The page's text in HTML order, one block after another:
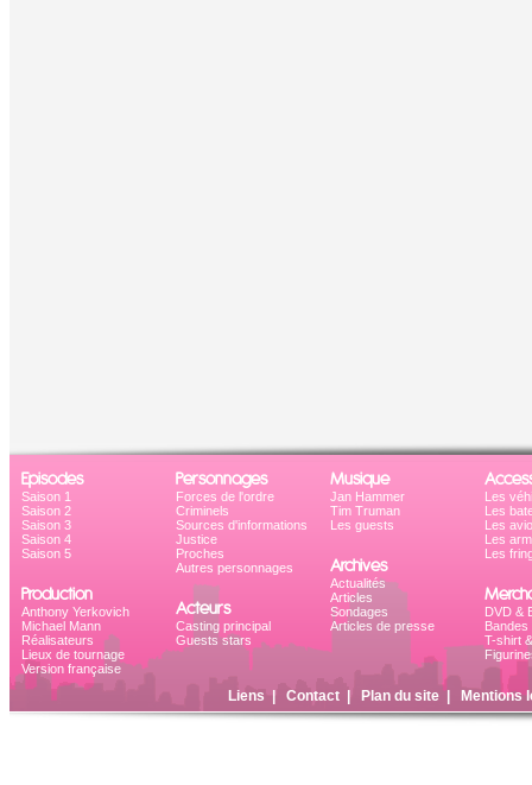
Episodes
Saison 1
Saison 2
Saison 3
Saison 4
Saison 5
Production
Anthony Yerkovich
Michael Mann
Réalisateurs
Lieux de tournage
Version française
Personnages
Forces de l'ordre
Criminels
Sources d'informations
Justice
Proches
Autres personnages
Acteurs
Casting principal
Guests stars
Musique
Jan Hammer
Tim Truman
Les guests
Archives
Actualités
Articles
Sondages
Articles de presse
Les
Les
Les
Les
Les
DVD &
Bandes
T-shirt
Liens Contact| Plan du site| Mentions